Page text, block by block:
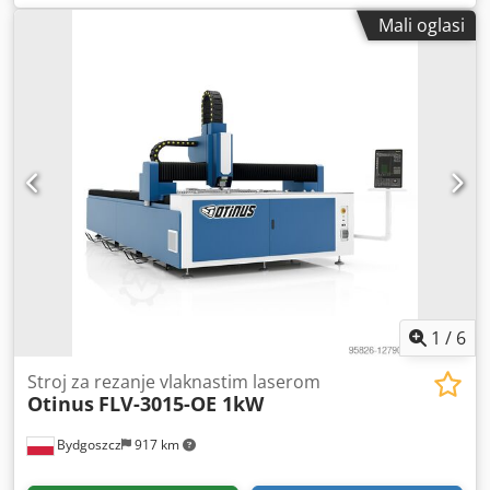
proizvoda: Profesionalni stol 750 dimenzija 3000x1500x100
mm ima raspored rupa u mreži od 50 mm na površini stola
materijala stola cca. 11,5-13 mm. Gornja ploča stola
izrađena je od potpuno kaljenog alatnog čelika. Manje
opterećeni bočni dijelovi izrađeni su zbog troškovne
učinkovitosti od čelika S355J2+N. Crte rastera na svakih 50
mm olakšavaju montažu vašeg pribora. Cjdpfexab D Uex
Ad Neha Svi zavarivački stolovi standardno su opremljeni
skalom. Plazma-nitrirana izvedba: - Zaštita od hrđe /
ogrebotina / prianjanja zavarivačkih kapljica - Otporan na
koroziju / povećana nosivost Oprema: - Raspored rupa 16
Mali oglasi
1 / 6
Bydgoszcz 917 km
Stroj za rezanje vlaknastim laserom
Otinus FLV-3015-OE 1kW